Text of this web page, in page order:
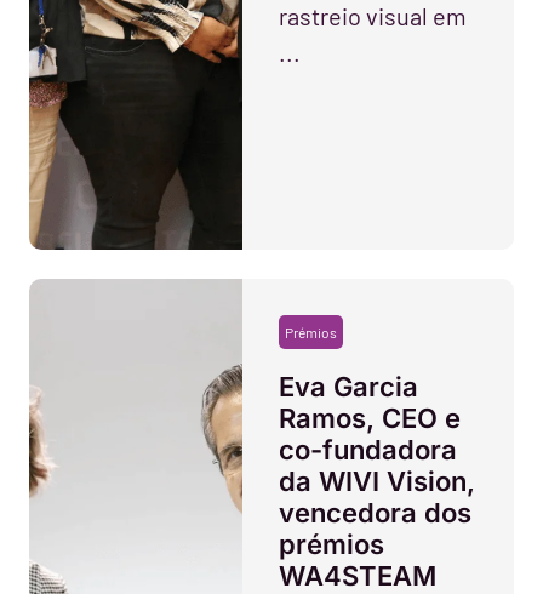
rastreio visual em
...
Prémios
Eva Garcia
Ramos, CEO e
co-fundadora
da WIVI Vision,
vencedora dos
prémios
WA4STEAM